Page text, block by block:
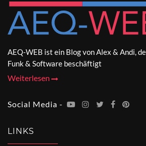
AEQ-WEB ist ein Blog von Alex & Andi,
Funk & Software beschäftigt
Weiterlesen
Social Media -
LINKS